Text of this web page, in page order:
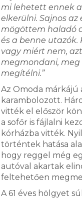
mi lehetett ennek
elkerülni. Sajnos
mögöttem haladó
és a benne utazók.
vagy miért nem,
megmondani, meg
megítélni.”
Az Omoda márkájú
karambolozott.
vitték el először
a sofőr is fájlalni
kórházba vitték.
történtek hatása
hogy reggel még
autóval akartak
feltehetően
A 61 éves hölgyet